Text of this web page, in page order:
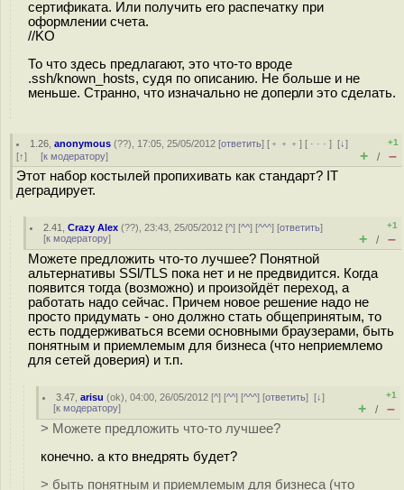
сертификата. Или получить его распечатку при
оформлении счета.
//KO
То что здесь предлагают, это что-то вроде
.ssh/known_hosts, судя по описанию. Не больше и не
меньше. Странно, что изначально не доперли это сделать.
1.26 ,anonymous (??), 17:05, 25/05/2012 [ответить] [ ﹢﹢﹢] [ · · ·][↓]
[↑] [к модератору]
+1
+ / –
Этот набор костылей пропихивать как стандарт? IT
деградирует.
2.41 ,Crazy Alex (??), 23:43, 25/05/2012 [^] [^^] [^^^] [ответить]
[к модератору]
+1
+ / –
Можете предложить что-то лучшее? Понятной
альтернативы SSl/TLS пока нет и не предвидится. Когда
появится тогда (возможно) и произойдёт переход, а
работать надо сейчас. Причем новое решение надо не
просто придумать - оно должно стать общепринятым, то
есть поддерживаться всеми основными браузерами, быть
понятным и приемлемым для бизнеса (что неприемлемо
для сетей доверия) и т.п.
3.47 ,arisu (ok), 04:00, 26/05/2012 [^] [^^] [^^^] [ответить][↓]
[к модератору]
+1
+ / –
> Можете предложить что-то лучшее?
конечно. а кто внедрять будет?
> быть понятным и приемлемым для бизнеса (что